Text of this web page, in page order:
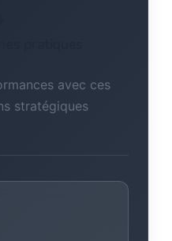
avec ces
stratégiques